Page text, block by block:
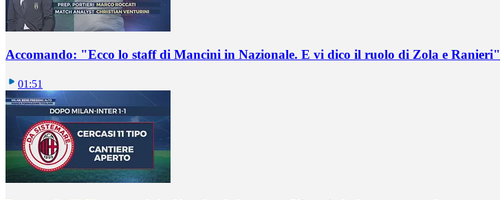
Accomando: "Ecco lo staff di Mancini in Nazionale. E vi dico il ruolo di Zola e Ranieri"
01:51